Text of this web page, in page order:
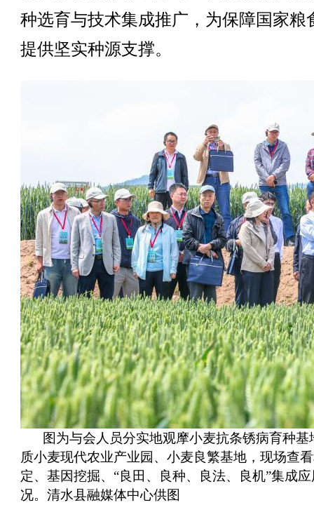
种选育与技术集成推广，为保障国家粮
提供坚实种源支撑。
图为与会人员分实地观摩小麦抗条锈病育种基
质小麦现代农业产业园、小麦良繁基地，现场查
定、基因挖掘、“良田、良种、良法、良机”集成
况。清水县融媒体中心供图